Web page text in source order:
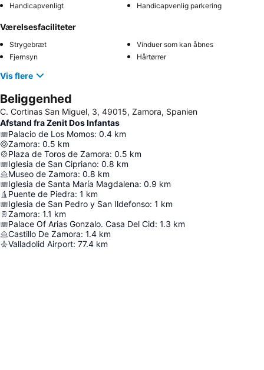
Handicapvenligt Handicapvenlig parkering
Værelsesfaciliteter
Strygebræt
Vinduer som kan åbnes
Fjernsyn
Hårtørrer
Vis flere
Beliggenhed
C. Cortinas San Miguel, 3, 49015, Zamora, Spanien
Afstand fra Zenit Dos Infantas
Palacio de Los Momos: 0.4 km
Zamora: 0.5 km
Plaza de Toros de Zamora: 0.5 km
Iglesia de San Cipriano: 0.8 km
Museo de Zamora: 0.8 km
Iglesia de Santa María Magdalena: 0.9 km
Puente de Piedra: 1 km
Iglesia de San Pedro y San Ildefonso: 1 km
Zamora: 1.1 km
Palace Of Arias Gonzalo. Casa Del Cid: 1.3 km
Castillo De Zamora: 1.4 km
Valladolid Airport: 77.4 km